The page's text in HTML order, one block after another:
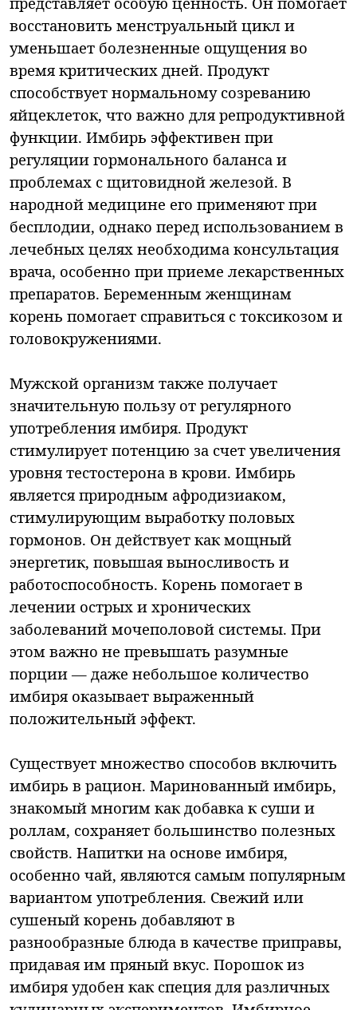
восстановить менструальный цикл и
уменьшает болезненные ощущения во
время критических дней. Продукт
способствует нормальному созреванию
яйцеклеток, что важно для репродуктивной
функции. Имбирь эффективен при
регуляции гормонального баланса и
проблемах с щитовидной железой. В
народной медицине его применяют при
бесплодии, однако перед использованием в
лечебных целях необходима консультация
врача, особенно при приеме лекарственных
препаратов. Беременным женщинам
корень помогает справиться с токсикозом и
головокружениями.
Мужской организм также получает
значительную пользу от регулярного
употребления имбиря. Продукт
стимулирует потенцию за счет увеличения
уровня тестостерона в крови. Имбирь
является природным афродизиаком,
стимулирующим выработку половых
гормонов. Он действует как мощный
энергетик, повышая выносливость и
работоспособность. Корень помогает в
лечении острых и хронических
заболеваний мочеполовой системы. При
этом важно не превышать разумные
порции — даже небольшое количество
имбиря оказывает выраженный
положительный эффект.
Существует множество способов включить
имбирь в рацион. Маринованный имбирь,
знакомый многим как добавка к суши и
роллам, сохраняет большинство полезных
свойств. Напитки на основе имбиря,
особенно чай, являются самым популярным
вариантом употребления. Свежий или
сушеный корень добавляют в
разнообразные блюда в качестве приправы,
придавая им пряный вкус. Порошок из
имбиря удобен как специя для различных